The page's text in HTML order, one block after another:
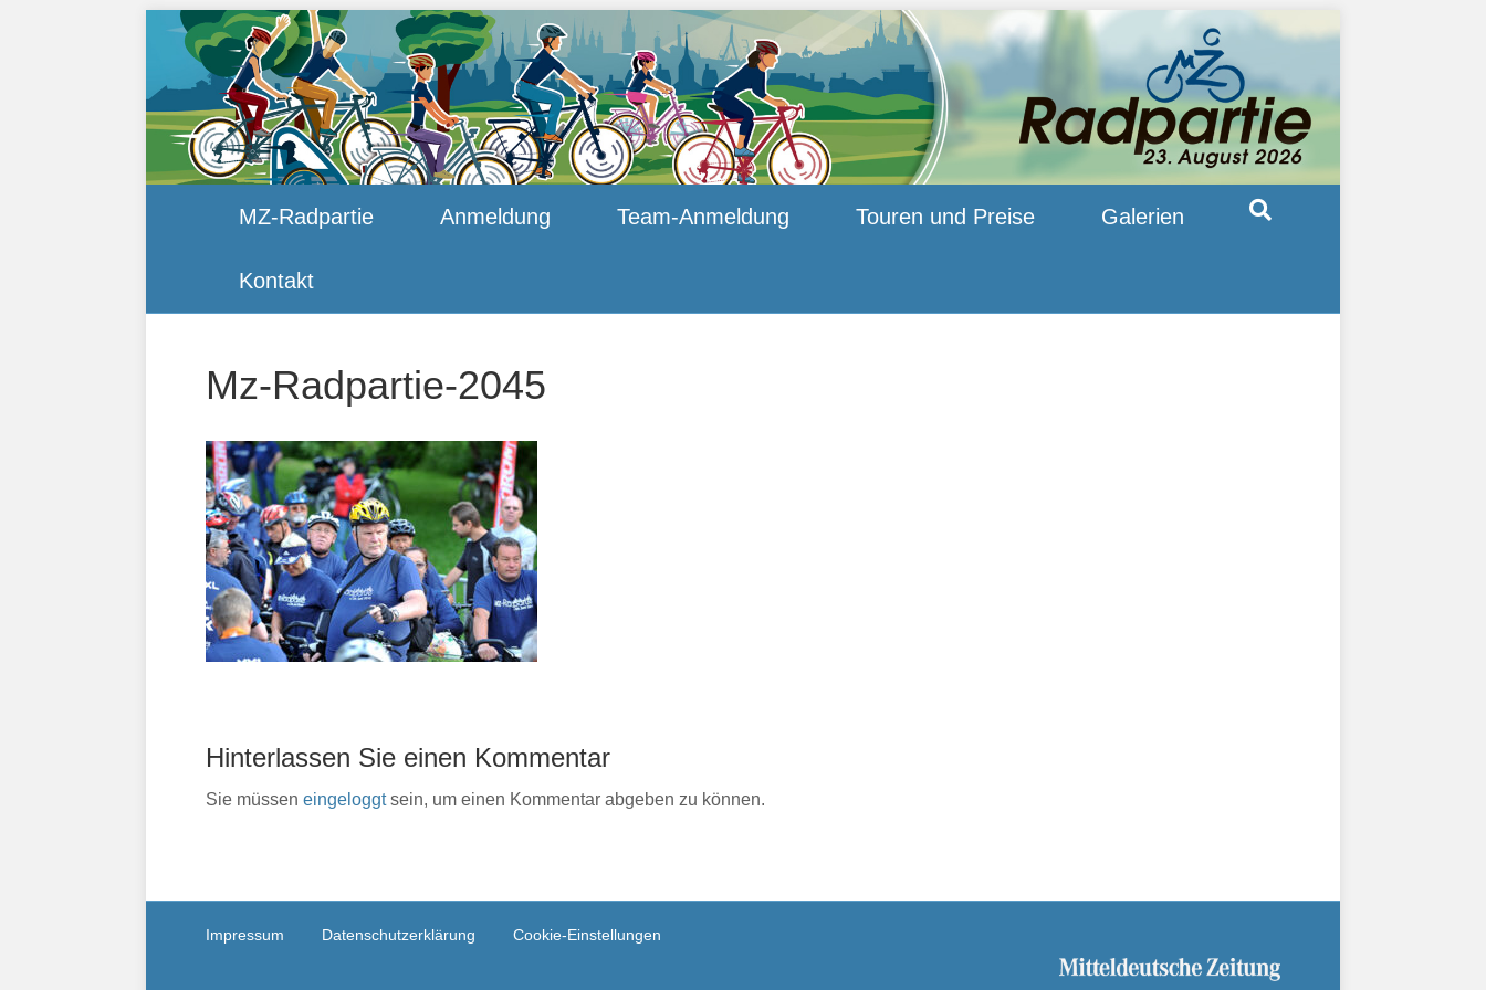
MZ-Radpartie Anmeldung Team-Anmeldung Touren und Preise Galerien
Kontakt
Mz-Radpartie-2045
Hinterlassen Sie einen Kommentar
Sie müssen eingeloggtsein, um einen Kommentar abgeben zu können.
Impressum Datenschutzerklärung Cookie-Einstellungen